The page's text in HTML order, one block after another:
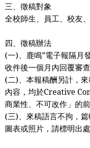
三、徵稿對象
全校師生、員工、校友
四、徵稿辦法
(一)、鹿鳴”電子報隔月
收件後一個月內回覆審
(二)、本報稿酬另計，
內容，均於Creative
商業性、不可改作」的
(三)、來稿語言不拘，
圖表或照片，請標明出處